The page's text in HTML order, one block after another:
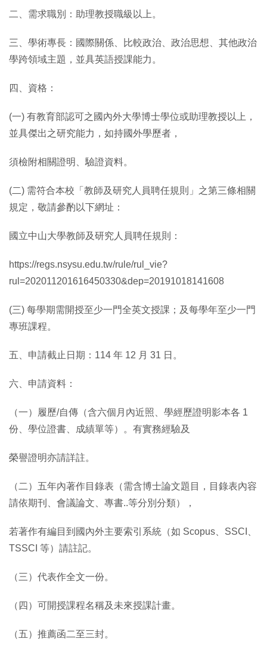
二、需求職別：助理教授職級以上。
三、學術專長：國際關係、比較政治、政治思想、其他政治
學跨領域主題，並具英語授課能力。
四、資格：
(一) 有教育部認可之國內外大學博士學位或助理教授以上，
並具傑出之研究能力，如持國外學歷者，
須檢附相關證明、驗證資料。
(二) 需符合本校「教師及研究人員聘任規則」之第三條相關
規定，敬請參酌以下網址：
國立中山大學教師及研究人員聘任規則：
https://regs.nsysu.edu.tw/rule/rul_vie?
rul=202011201616450330&dep=20191018141608
(三) 每學期需開授至少一門全英文授課；及每學年至少一門
專班課程。
五、申請截止日期：114 年 12 月 31 日。
六、申請資料：
（一）履歷/自傳（含六個月內近照、學經歷證明影本各 1
份、學位證書、成績單等）。有實務經驗及
榮譽證明亦請詳註。
（二）五年內著作目錄表（需含博士論文題目，目錄表內容
請依期刊、會議論文、專書..等分別分類），
若著作有編目到國內外主要索引系統（如 Scopus、SSCI、
TSSCI 等）請註記。
（三）代表作全文一份。
（四）可開授課程名稱及未來授課計畫。
（五）推薦函二至三封。